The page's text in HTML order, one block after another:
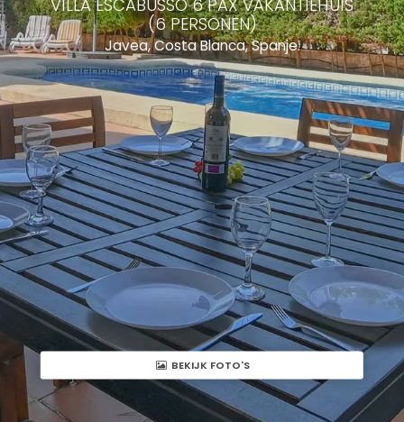
VILLA ESCABUSSO 6 PAX VAKANTIEHUIS
(6 PERSONEN)
Javea, Costa Blanca, Spanje.
BEKIJK FOTO'S